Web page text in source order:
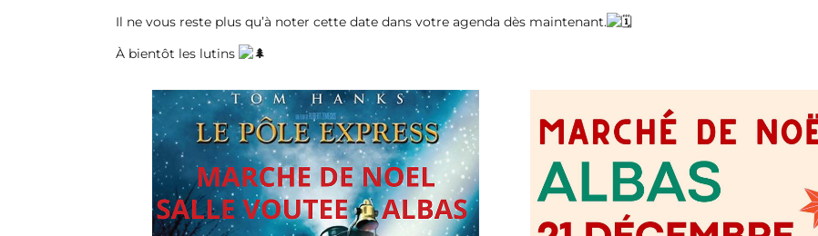
Il ne vous reste plus qu’à noter cette date dans votre agenda dès maintenant.
À bientôt les lutins